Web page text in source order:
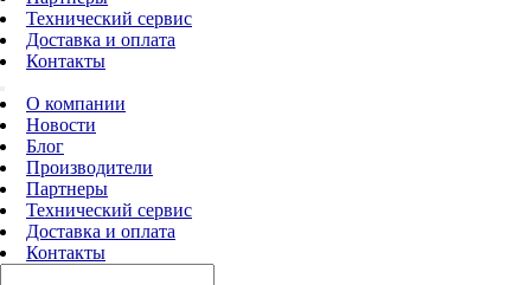
Технический сервис
Доставка и оплата
Контакты
О компании
Новости
Блог
Производители
Партнеры
Технический сервис
Доставка и оплата
Контакты